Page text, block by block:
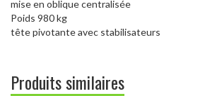
mise en oblique centralisée
Poids 980 kg
tête pivotante avec stabilisateurs
Produits similaires